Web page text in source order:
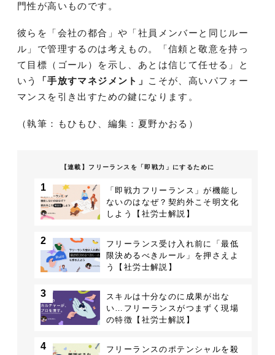
門性が高いものです。
彼らを「会社の都合」や「社員メンバーと同じルー
ル」で管理するのは考えもの。「信頼と敬意を持っ
て目標（ゴール）を示し、あとは信じて任せる」と
いう
「手放すマネジメント」
こそが、高いパフォー
マンスを引き出すための鍵になります。
（執筆：もひもひ、編集：夏野かおる）
【連載】フリーランスを「即戦力」にするために
1
「即戦力フリーランス」が機能し
ないのはなぜ？契約外こそ明文化
しよう【社労士解説】
2
フリーランス受け入れ前に「最低
限決めるべきルール」を押さえよ
う【社労士解説】
3
スキルは十分なのに成果が出な
い…フリーランスがつまずく現場
の特徴【社労士解説】
4
フリーランスのポテンシャルを殺